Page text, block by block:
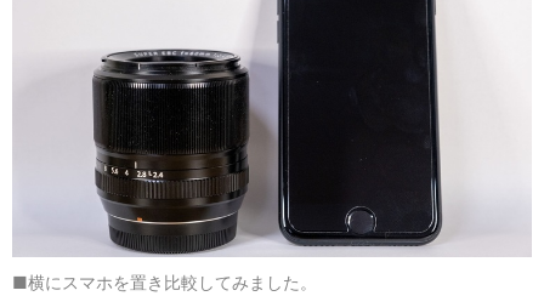
■横にスマホを置き比較してみました。